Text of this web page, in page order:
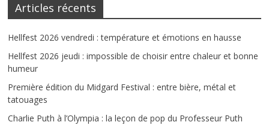
Articles récents
Hellfest 2026 vendredi : température et émotions en hausse
Hellfest 2026 jeudi : impossible de choisir entre chaleur et bonne
humeur
Première édition du Midgard Festival : entre bière, métal et
tatouages
Charlie Puth à l’Olympia : la leçon de pop du Professeur Puth